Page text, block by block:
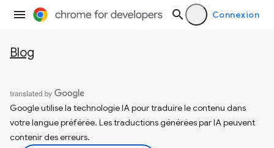
Connexion
Blog
Google utilise la technologie IA pour traduire le contenu dans
votre langue préférée. Les traductions générées par IA peuvent
contenir des erreurs.